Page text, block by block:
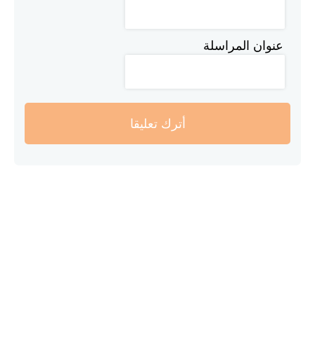
عنوان المراسلة
أترك تعليقا